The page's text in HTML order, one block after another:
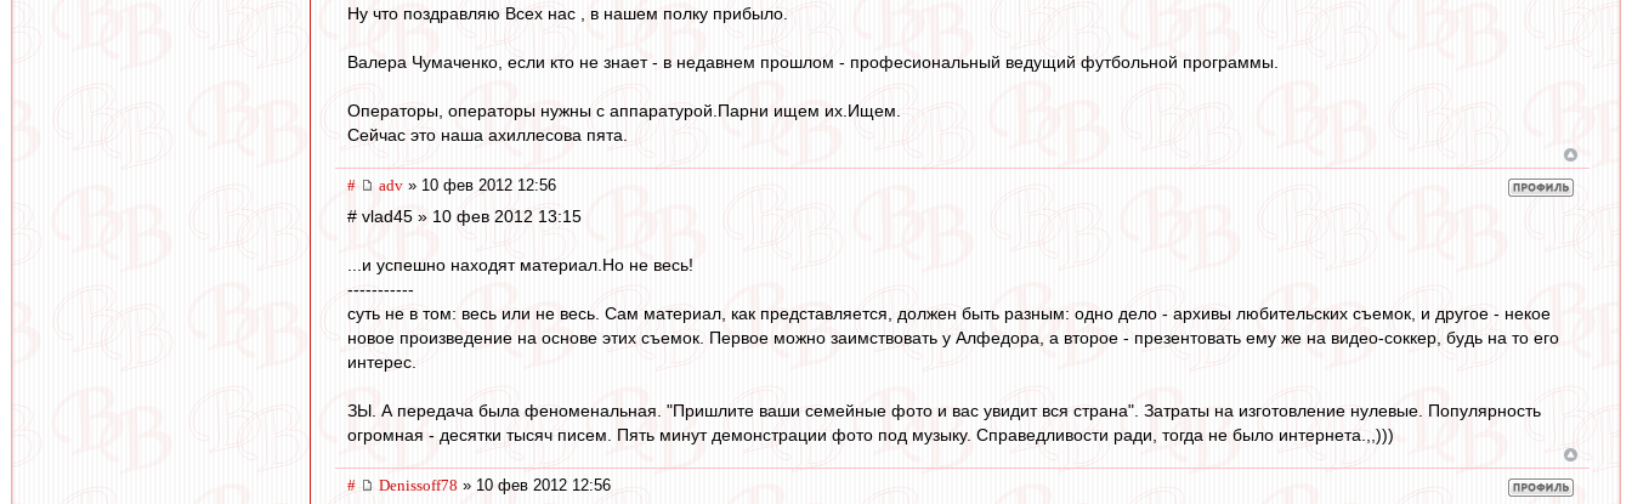
Ну что поздравляю Всех нас , в нашем полку прибыло.
Валера Чумаченко, если кто не знает - в недавнем прошлом - професиональный ведущий футбольной программы.
Операторы, операторы нужны с аппаратурой.Парни ищем их.Ищем.
Сейчас это наша ахиллесова пята.
# adv » 10 фев 2012 12:56
# vlad45 » 10 фев 2012 13:15
...и успешно находят материал.Но не весь!
-----------
суть не в том: весь или не весь. Сам материал, как представляется, должен быть разным: одно дело - архивы любительских съемок, и другое - некое
новое произведение на основе этих съемок. Первое можно заимствовать у Алфедора, а второе - презентовать ему же на видео-соккер, будь на то его
интерес.
ЗЫ. А передача была феноменальная. "Пришлите ваши семейные фото и вас увидит вся страна". Затраты на изготовление нулевые. Популярность
огромная - десятки тысяч писем. Пять минут демонстрации фото под музыку. Справедливости ради, тогда не было интернета.,,)))
# Denissoff78 » 10 фев 2012 12:56